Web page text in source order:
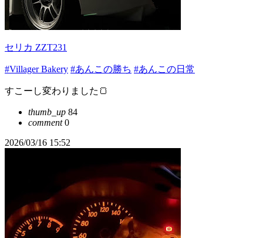
セリカ ZZT231
#Villager Bakery #あんこの勝ち #あんこの日常
すこーし変わりました🍞
thumb_up 84
comment0
2026/03/16 15:52